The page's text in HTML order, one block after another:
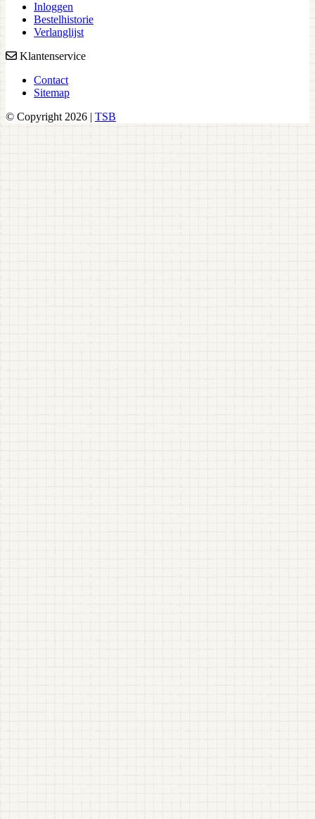
Inloggen
Bestelhistorie
Verlanglijst
Klantenservice
Contact
Sitemap
© Copyright 2026 | TSB